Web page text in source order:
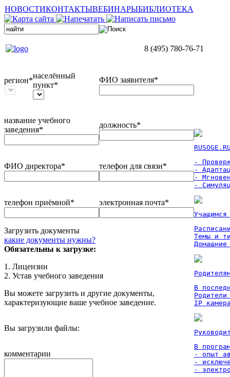
НОВОСТИКОНТАКТЫВЕБИНАРЫБИБЛИОТЕКА
8 (495) 780-76-71
регион*
населённый
пункт*
ФИО заявителя*
название учебного
заведения*
должность*
ФИО директора* телефон для связи*
телефон приёмной* электронная почта*
Загрузить документы
какие документы нужны?
Обязательны к загрузке:
1. Лицензии
2. Устав учебного заведения
Вы можете загрузить и другие документы,
характеризующие ваше учебное заведение.
Вы загрузили файлы:
комментарии
-
-
-
-
Темы и
Домашние
В
IP
В
- опыт
-
-